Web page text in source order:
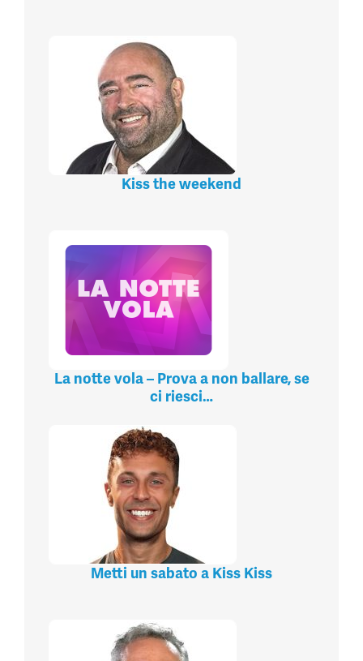
Kiss the weekend
La notte vola – Prova a non ballare, se
ci riesci…
Metti un sabato a Kiss Kiss